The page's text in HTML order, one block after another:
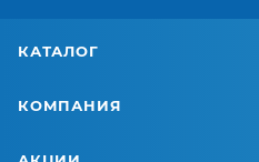
КАТАЛОГ
КОМПАНИЯ